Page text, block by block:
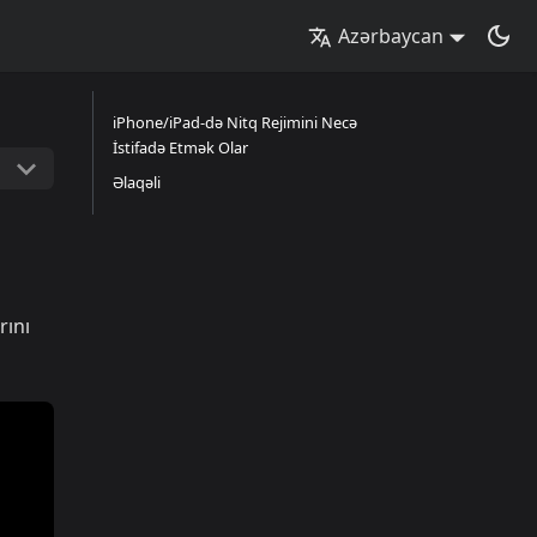
Azərbaycan
iPhone/iPad-də Nitq Rejimini Necə
İstifadə Etmək Olar
Əlaqəli